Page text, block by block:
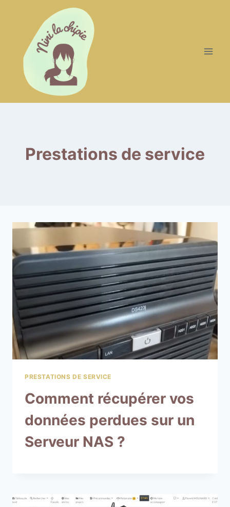
Prestations de service
PRESTATIONS DE SERVICE
Comment récupérer vos
données perdues sur un
Serveur NAS ?